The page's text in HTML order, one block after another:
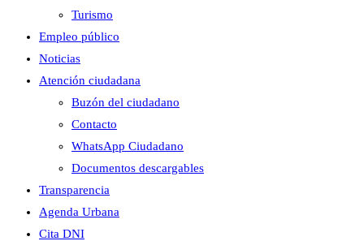
Turismo
Empleo público
Noticias
Atención ciudadana
Buzón del ciudadano
Contacto
WhatsApp Ciudadano
Documentos descargables
Transparencia
Agenda Urbana
Cita DNI